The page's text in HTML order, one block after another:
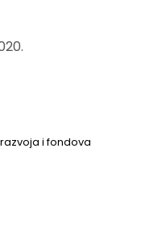
i fondova